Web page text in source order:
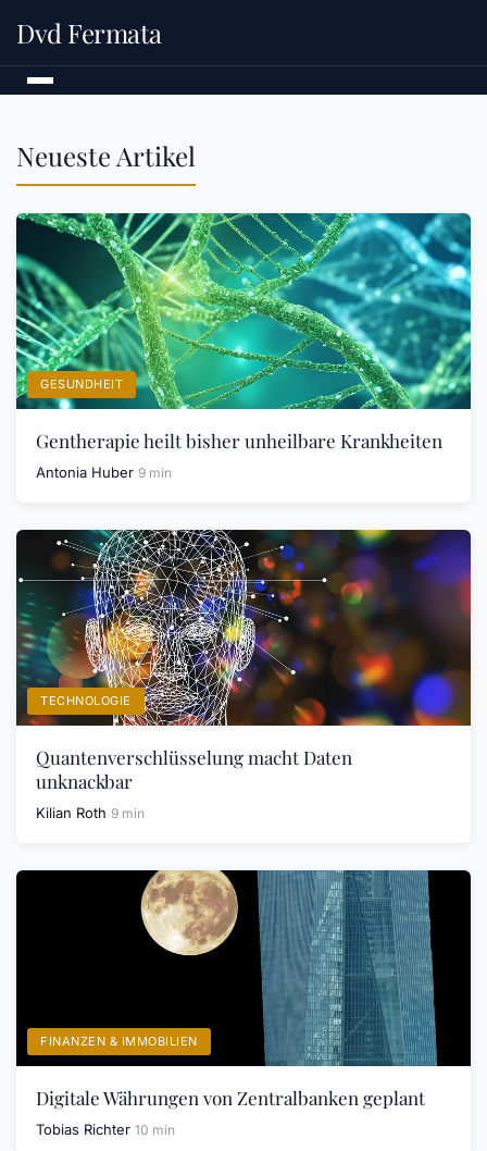
Dvd Fermata
Neueste Artikel
GESUNDHEIT
Gentherapie heilt bisher unheilbare Krankheiten
Antonia Huber 9 min
TECHNOLOGIE
Quantenverschlüsselung macht Daten
unknackbar
Kilian Roth 9 min
FINANZEN & IMMOBILIEN
Digitale Währungen von Zentralbanken geplant
Tobias Richter 10 min